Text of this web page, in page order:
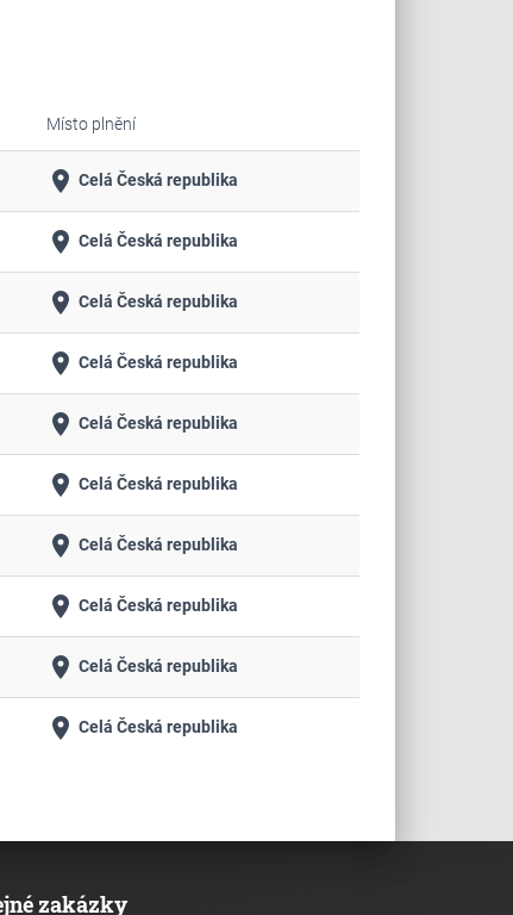
Místo plnění
place Celá Česká republika
place Celá Česká republika
place Celá Česká republika
place Celá Česká republika
place Celá Česká republika
place Celá Česká republika
place Celá Česká republika
place Celá Česká republika
place Celá Česká republika
place Celá Česká republika
zakázky